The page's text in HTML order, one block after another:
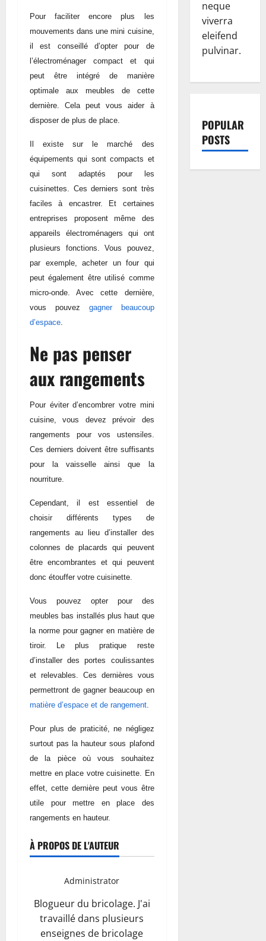
Pour faciliter encore plus les
mouvements dans une mini cuisine,
il est conseillé d’opter pour de
l’électroménager compact et qui
peut être intégré de manière
optimale aux meubles de cette
dernière. Cela peut vous aider à
disposer de plus de place.
Il existe sur le marché des
équipements qui sont compacts et
qui sont adaptés pour les
cuisinettes. Ces derniers sont très
faciles à encastrer. Et certaines
entreprises proposent même des
appareils électroménagers qui ont
plusieurs fonctions. Vous pouvez,
par exemple, acheter un four qui
peut également être utilisé comme
micro-onde. Avec cette dernière,
vous pouvez gagner beaucoup
d’espace.
Ne pas penser
aux rangements
Pour éviter d’encombrer votre mini
cuisine, vous devez prévoir des
rangements pour vos ustensiles.
Ces derniers doivent être suffisants
pour la vaisselle ainsi que la
nourriture.
Cependant, il est essentiel de
choisir différents types de
rangements au lieu d’installer des
colonnes de placards qui peuvent
être encombrantes et qui peuvent
donc étouffer votre cuisinette.
Vous pouvez opter pour des
meubles bas installés plus haut que
la norme pour gagner en matière de
tiroir. Le plus pratique reste
d’installer des portes coulissantes
et relevables. Ces dernières vous
permettront de gagner beaucoup en
matière d’espace et de rangement.
Pour plus de praticité, ne négligez
surtout pas la hauteur sous plafond
de la pièce où vous souhaitez
mettre en place votre cuisinette. En
effet, cette dernière peut vous être
utile pour mettre en place des
rangements en hauteur.
À PROPOS DE L'AUTEUR
Administrator
Blogueur du bricolage. J'ai
travaillé dans plusieurs
enseignes de bricolage
neque
viverra
eleifend
pulvinar.
POPULAR
POSTS